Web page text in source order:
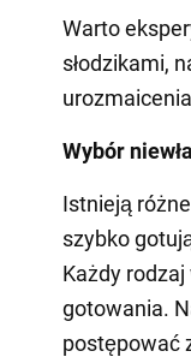
Warto
słodzikami,
Wybór
Istnieją
szybko
Każdy
gotowania.
postępować